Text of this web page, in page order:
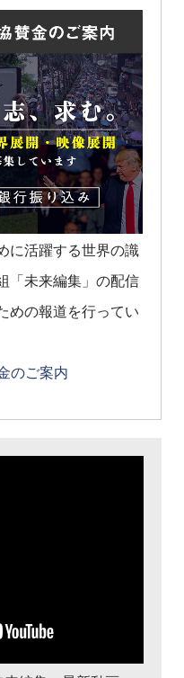
に活躍する世界の識
「未来編集」の配信
めの報道を行ってい
のご案内